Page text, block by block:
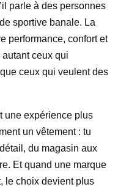
parle à des personnes
sportive banale. La
performance, confort et
ceux qui
ceux qui veulent des
une expérience plus
un vêtement : tu
du magasin aux
Et quand une marque
le choix devient plus